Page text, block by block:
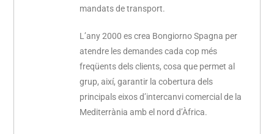
mandats de transport.
L’any 2000 es crea Bongiorno Spagna per
atendre les demandes cada cop més
freqüents dels clients, cosa que permet al
grup, així, garantir la cobertura dels
principals eixos d’intercanvi comercial de la
Mediterrània amb el nord d’Àfrica.